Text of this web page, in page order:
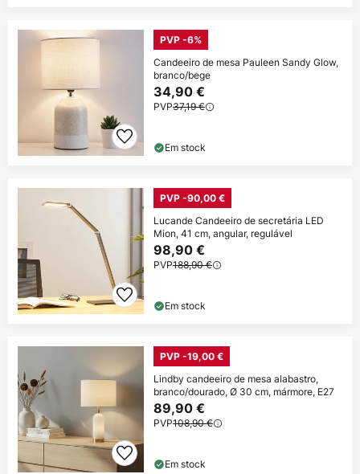
PVP -6%
Candeeiro de mesa Pauleen Sandy Glow,
branco/bege
34,90 €
PVP37,19 €
Em stock
PVP -90,00 €
Lucande Candeeiro de secretária LED
Mion, 41 cm, angular, regulável
98,90 €
PVP188,90 €
Em stock
PVP -19,00 €
Lindby candeeiro de mesa alabastro,
branco/dourado, Ø 30 cm, mármore, E27
89,90 €
PVP108,90 €
Em stock